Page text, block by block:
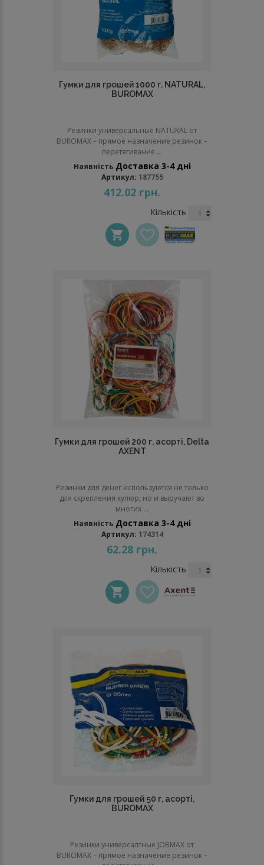
Гумки для грошей 1000 г, NATURAL,
BUROMAX
Резинки универсальные NATURAL от
BUROMAX – прямое назначение резинок –
перетягивание ...
Наявність Доставка 3-4 дні
Артикул: 187755
412.02 грн.
Кількість
Гумки для грошей 200 г, асорті, Delta
AXENT
Резинки для денег используются не только
для скрепления купюр, но и выручают во
многих ...
Наявність Доставка 3-4 дні
Артикул: 174314
62.28 грн.
Кількість
Гумки для грошей 50 г, асорті,
BUROMAX
Резинки универсалтные JOBMAX от
BUROMAX – прямое назначение резинок –